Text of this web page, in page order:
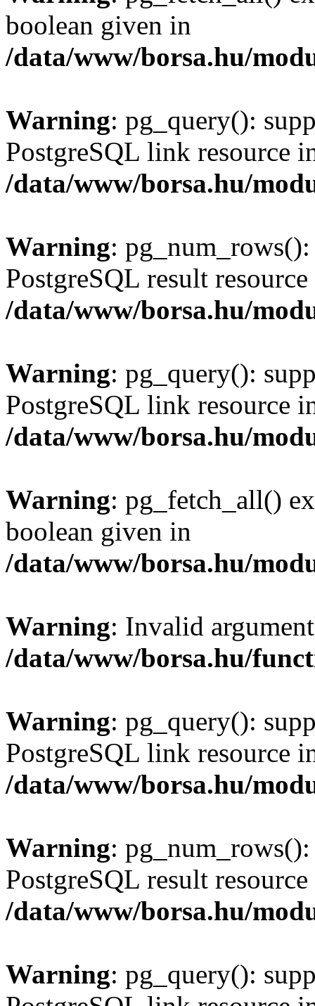
boolean given in
/data/www/borsa.hu/
Warning: pg_query():
PostgreSQL link resource
/data/www/borsa.hu/
Warning:
PostgreSQL result
/data/www/borsa.hu/
Warning: pg_query():
PostgreSQL link resource
/data/www/borsa.hu/
Warning: pg_fetch_all()
boolean given in
/data/www/borsa.hu/
Warning: Invalid
/data/www/borsa.hu/
Warning: pg_query():
PostgreSQL link resource
/data/www/borsa.hu/
Warning:
PostgreSQL result
/data/www/borsa.hu/
Warning: pg_query():